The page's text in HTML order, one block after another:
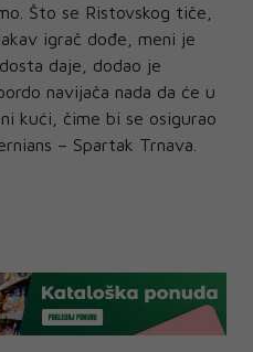
Što se Ristovskog tiče,
igrač dođe, meni je
daje, dodao je
navijača nada da će u
kući, čime bi se osigurao
– Spartak Trnava.